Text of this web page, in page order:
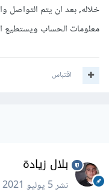
خلاله, بعد ان يتم التواصل
معلومات الحساب ويستطيع
اقتباس
بلال زيادة
نشر5 يوليو 2021